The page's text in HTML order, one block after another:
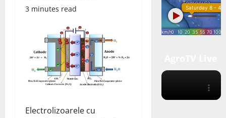
3 minutes read
Electrolizoarele cu